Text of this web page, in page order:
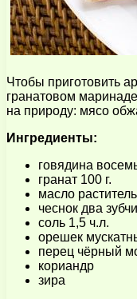
Чтобы приготовить
гранатовом
на природу: мясо
Ингредиенты:
говядина
гранат 100 г.
масло
чеснок два
соль 1,5 ч.л.
орешек
перец чёрный
кориандр
зира